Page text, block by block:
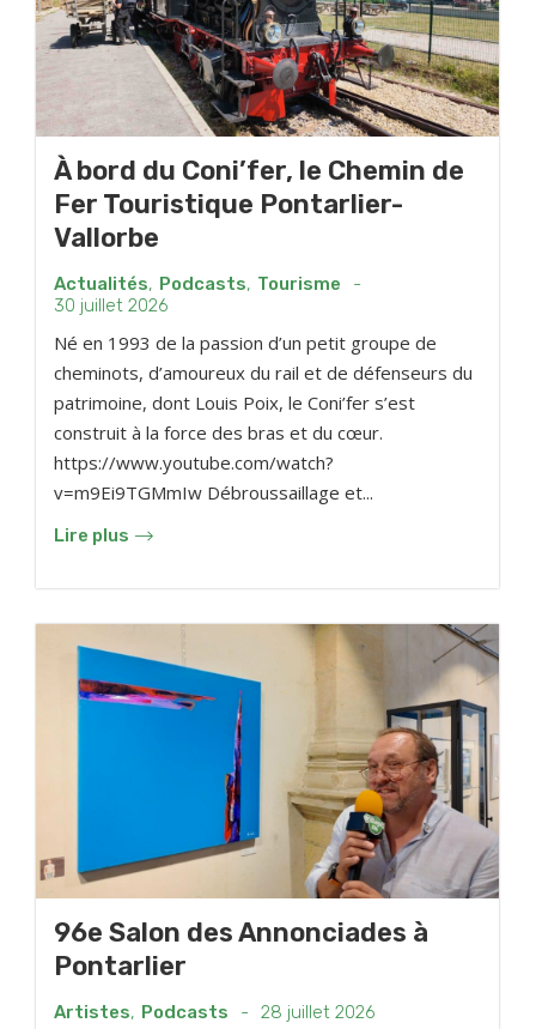
À bord du Coni’fer, le Chemin de
Fer Touristique Pontarlier-
Vallorbe
Actualités, Podcasts, Tourisme
-
30 juillet 2026
Né en 1993 de la passion d’un petit groupe de
cheminots, d’amoureux du rail et de défenseurs du
patrimoine, dont Louis Poix, le Coni’fer s’est
construit à la force des bras et du cœur.
https://www.youtube.com/watch?
v=m9Ei9TGMmIw Débroussaillage et...
Lire plus
96e Salon des Annonciades à
Pontarlier
Artistes, Podcasts - 28 juillet 2026